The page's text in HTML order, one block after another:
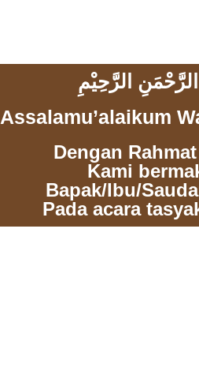
الرَّحْمَنِ الرَّحِيْمِ
Assalamu’alaikum
Dengan
Kami
Bapak/Ibu/
Pada acara